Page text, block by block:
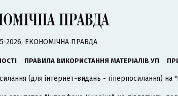
2026, ЕКОНОМІЧНА ПРАВДА
ПРАВИЛА ВИКОРИСТАННЯ МАТЕРІАЛІВ УП
(для інтернет-видань - гіперпосилання) на